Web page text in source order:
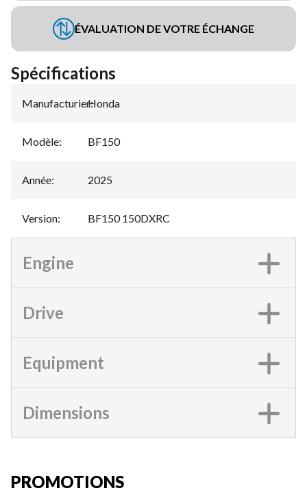
ÉVALUATION DE VOTRE ÉCHANGE
Spécifications
Manufacturier:
Honda
Modèle: BF150
Année: 2025
Version: BF150 150DXRC
Engine
Drive
Equipment
Dimensions
PROMOTIONS